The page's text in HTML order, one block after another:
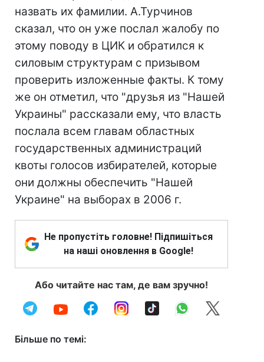
назвать их фамилии. А.Турчинов
сказал, что он уже послал жалобу по
этому поводу в ЦИК и обратился к
силовым структурам с призывом
проверить изложенные факты. К тому
же он отметил, что "друзья из "Нашей
Украины" рассказали ему, что власть
послала всем главам областных
государственных администраций
квоты голосов избирателей, которые
они должны обеспечить "Нашей
Украине" на выборах в 2006 г.
Не пропустіть головне! Підпишіться
на наші оновлення в Google!
Або читайте нас там, де вам зручно!
Більше по темі: